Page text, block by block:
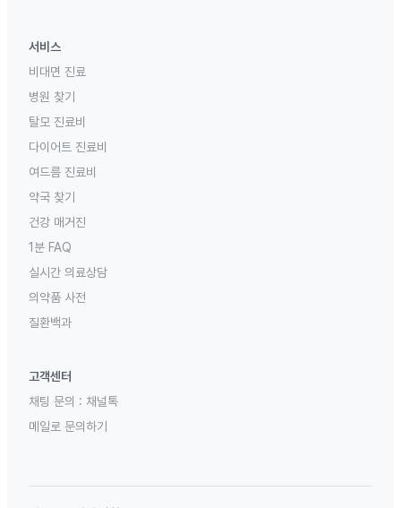
서비스
비대면 진료
병원 찾기
탈모 진료비
다이어트 진료비
여드름 진료비
약국 찾기
건강 매거진
1분 FAQ
실시간 의료상담
의약품 사전
질환백과
고객센터
채팅 문의 : 채널톡
메일로 문의하기